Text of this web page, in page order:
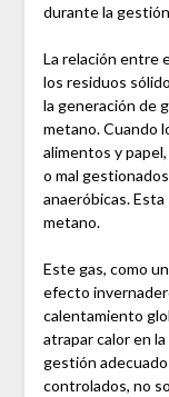
durante la
La relación entre
los residuos
la generación de
metano. Cuando
alimentos y
o mal
anaeróbicas.
metano.
Este gas, como
efecto
calentamiento
atrapar calor en
gestión
controlados, no